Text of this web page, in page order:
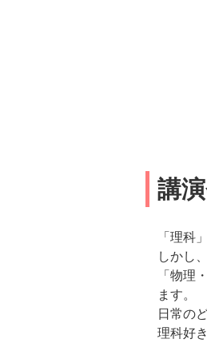
講
「理科
しかし
「物理
ます。
日常の
理科好